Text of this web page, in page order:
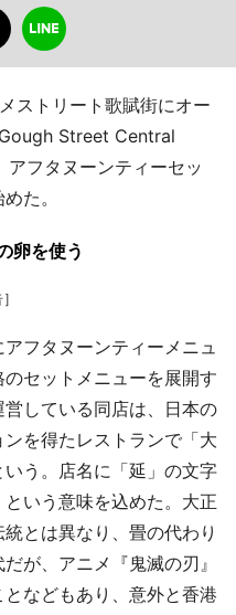
ストリート歌賦街にオー
Street Central
フタヌーンティーセッ
た。
卵を使う
フタヌーンティーメニュ
セットメニューを展開す
している同店は、日本の
を得たレストランで「大
う。店名に「延」の文字
いう意味を込めた。大正
とは異なり、畳の代わり
が、アニメ『鬼滅の刃』
などもあり、意外と香港